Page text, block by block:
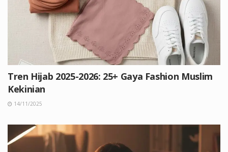
Tren Hijab 2025-2026: 25+ Gaya Fashion Muslim
Kekinian
14/11/2025